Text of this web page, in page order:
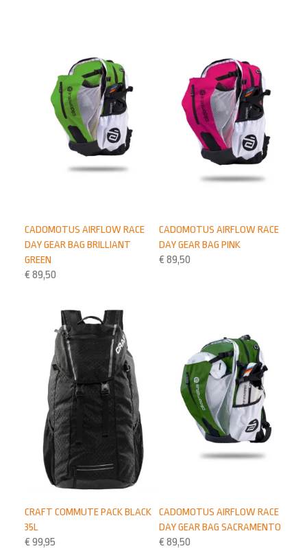
CADOMOTUS AIRFLOW RACE
DAY GEAR BAG PINK
€ 89,50
CADOMOTUS AIRFLOW RACE
DAY GEAR BAG BRILLIANT
GREEN
€ 89,50
CADOMOTUS AIRFLOW RACE
DAY GEAR BAG SACRAMENTO
€ 89,50
CRAFT COMMUTE PACK BLACK
35L
€ 99,95